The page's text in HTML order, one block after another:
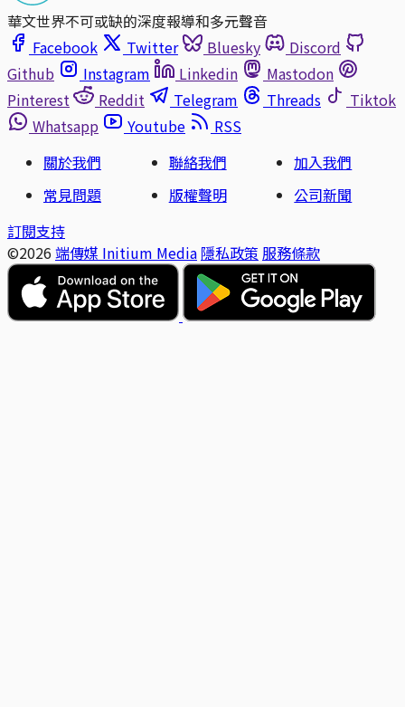
華文世界不可或缺的深度報導和多元聲音
Facebook
Twitter Bluesky
Discord
Github
Instagram Linkedin
Mastodon
Pinterest
Reddit Telegram Threads
Tiktok
Whatsapp
Youtube
RSS
關於我們
聯絡我們
加入我們
常見問題
版權聲明
公司新聞
訂閱支持
©2026 端傳媒 Initium Media 隱私政策 服務條款